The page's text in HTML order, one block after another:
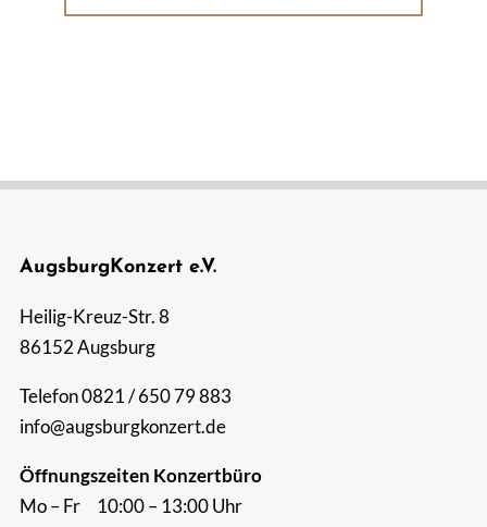
AugsburgKonzert e.V.
Heilig-Kreuz-Str. 8
86152 Augsburg
Telefon 0821 / 650 79 883
info@augsburgkonzert.de
Öffnungszeiten Konzertbüro
Mo – Fr 10:00 – 13:00 Uhr